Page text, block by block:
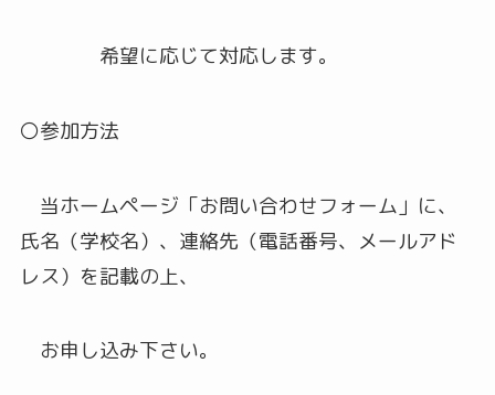
希望に応じて対応します。
〇参加方法
当ホームページ「お問い合わせフォーム」に、
氏名（学校名）、連絡先（電話番号、メールアド
レス）を記載の上、
お申し込み下さい。